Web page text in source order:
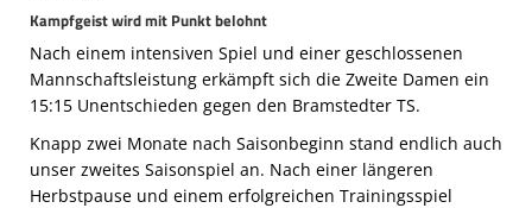
Partner
Kampfgeist wird mit Punkt belohnt
Nach einem intensiven Spiel und einer geschlossenen
Mannschaftsleistung erkämpft sich die Zweite Damen ein
15:15 Unentschieden gegen den Bramstedter TS.
Knapp zwei Monate nach Saisonbeginn stand endlich auch
unser zweites Saisonspiel an. Nach einer längeren
Herbstpause und einem erfolgreichen Trainingsspiel